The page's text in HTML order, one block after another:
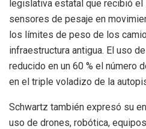
legislativa estatal que recibió el
sensores de pesaje en
los límites de peso de los
infraestructura antigua. El uso
reducido en un 60 % el número
en el triple voladizo de la
Schwartz también expresó su
uso de drones, robótica,